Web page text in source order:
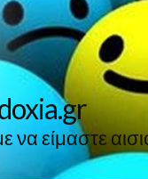
να είμαστε